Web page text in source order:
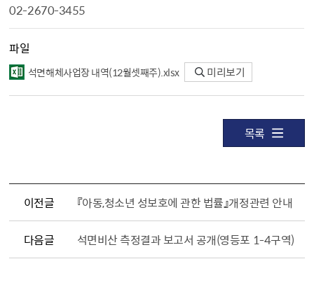
02-2670-3455
파일
석면해체사업장 내역(12월셋째주).xlsx 미리보기
목록
이전글 『아동,청소년 성보호에 관한 법률』개정관련 안내
다음글 석면비산 측정결과 보고서 공개(영등포 1-4구역)